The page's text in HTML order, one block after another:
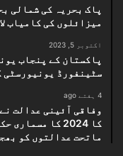
پاک بحریہ کی شمالی
میزائلوں کی کامیاب
اکتوبر 5, 2023
پاکستان کے پنجاب
سٹینفورڈ یونیورسٹی
4 ہفتے ago
وفاقی آئینی عدالت
کا 2024 کا
ماتحت عدالتوں کو